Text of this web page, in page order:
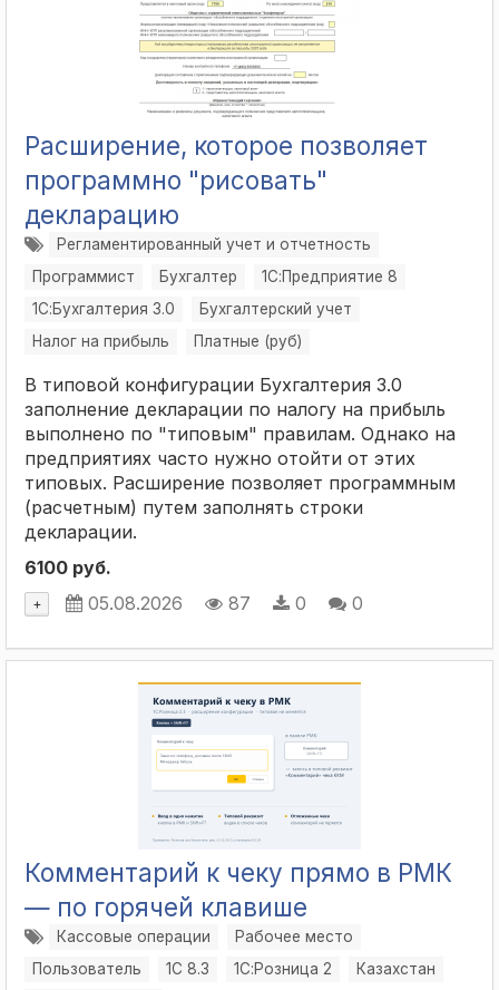
Расширение, которое позволяет
программно "рисовать"
декларацию
Регламентированный учет и отчетность
Программист
Бухгалтер
1С:Предприятие 8
1С:Бухгалтерия 3.0
Бухгалтерский учет
Налог на прибыль
Платные (руб)
В типовой конфигурации Бухгалтерия 3.0
заполнение декларации по налогу на прибыль
выполнено по "типовым" правилам. Однако на
предприятиях часто нужно отойти от этих
типовых. Расширение позволяет программным
(расчетным) путем заполнять строки
декларации.
6100 руб.
+ 05.08.2026 87 0 0
Комментарий к чеку прямо в РМК
— по горячей клавише
Кассовые операции
Рабочее место
Пользователь
1С 8.3 1С:Розница 2
Казахстан